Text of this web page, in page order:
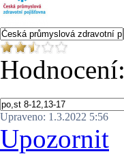
Hodnocení:
Upraveno: 1.3.2022 5:56
Upozornit